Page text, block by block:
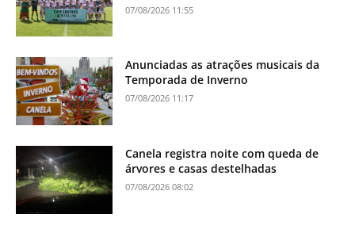
07/08/2026 11:55
Anunciadas as atrações musicais da
Temporada de Inverno
07/08/2026 11:17
Canela registra noite com queda de
árvores e casas destelhadas
07/08/2026 08:02